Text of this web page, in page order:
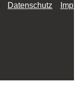
Datenschutz